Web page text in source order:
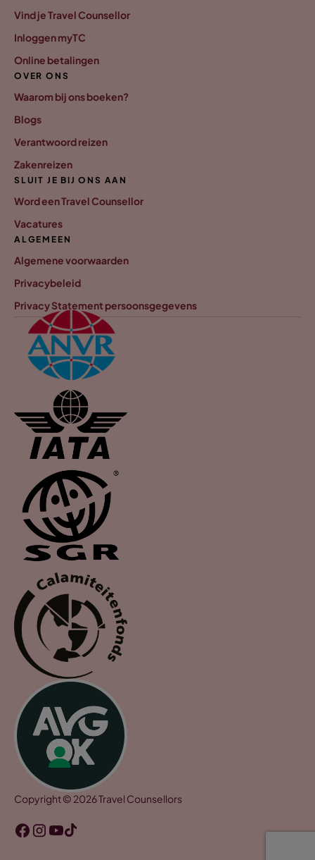
Vind je Travel Counsellor
Inloggen myTC
Online betalingen
OVER ONS
Waarom bij ons boeken?
Blogs
Verantwoord reizen
Zakenreizen
SLUIT JE BIJ ONS AAN
Word een Travel Counsellor
Vacatures
ALGEMEEN
Algemene voorwaarden
Privacybeleid
Privacy Statement persoonsgegevens
Copyright © 2026 Travel Counsellors